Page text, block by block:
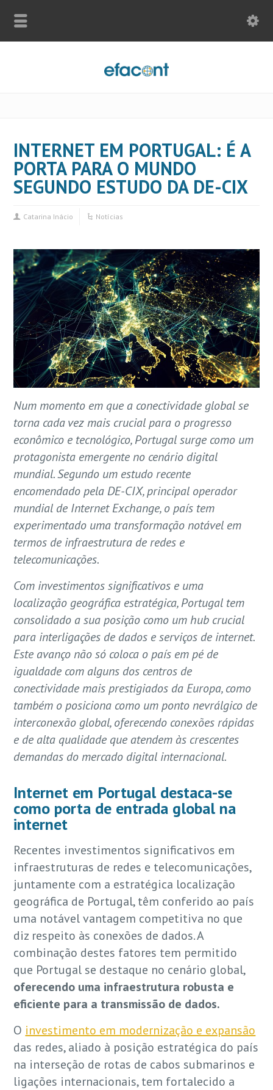
INTERNET EM PORTUGAL: É A
PORTA PARA O MUNDO
SEGUNDO ESTUDO DA DE-CIX
Catarina Inácio Notícias
Num momento em que a conectividade global se
torna cada vez mais crucial para o progresso
econômico e tecnológico, Portugal surge como um
protagonista emergente no cenário digital
mundial. Segundo um estudo recente
encomendado pela DE-CIX, principal operador
mundial de Internet Exchange, o país tem
experimentado uma transformação notável em
termos de infraestrutura de redes e
telecomunicações.
Com investimentos significativos e uma
localização geográfica estratégica, Portugal tem
consolidado a sua posição como um hub crucial
para interligações de dados e serviços de internet.
Este avanço não só coloca o país em pé de
igualdade com alguns dos centros de
conectividade mais prestigiados da Europa, como
também o posiciona como um ponto nevrálgico de
interconexão global, oferecendo conexões rápidas
e de alta qualidade que atendem às crescentes
demandas do mercado digital internacional.
Internet em Portugal destaca-se
como porta de entrada global na
internet
Recentes investimentos significativos em
infraestruturas de redes e telecomunicações,
juntamente com a estratégica localização
geográfica de Portugal, têm conferido ao país
uma notável vantagem competitiva no que
diz respeito às conexões de dados. A
combinação destes fatores tem permitido
que Portugal se destaque no cenário global,
oferecendo uma infraestrutura robusta e
eficiente para a transmissão de dados.
O investimento em modernização e expansão
das redes, aliado à posição estratégica do país
na interseção de rotas de cabos submarinos e
ligações internacionais, tem fortalecido a